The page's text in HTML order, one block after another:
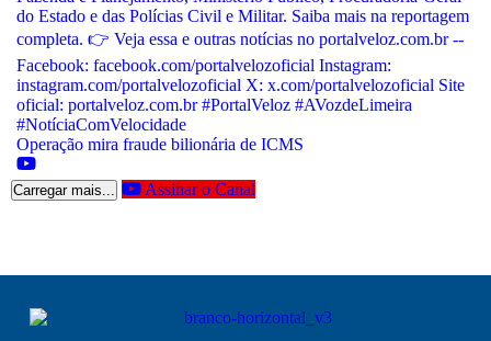
Operação mira fraude bilionária de ICMS
Carregar mais... Assinar o Canal